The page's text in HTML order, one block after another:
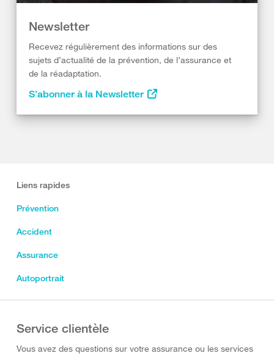
Newsletter
Recevez régulièrement des informations sur des
sujets d’actualité de la prévention, de l’assurance et
de la réadaptation.
S’abonner à la Newsletter
Liens rapides
Prévention
Accident
Assurance
Autoportrait
Service clientèle
Vous avez des questions sur votre assurance ou les services